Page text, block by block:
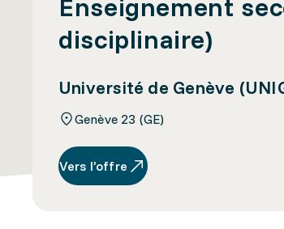
Enseignement
disciplinaire)
Université de Genève
Genève 23 (GE)
Vers l’offre